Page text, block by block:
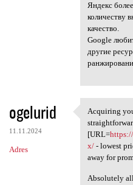
Яндекс
количеству
качество.
Google
другие
ogelurid
11.11.2024
Adres
Acquiring
Acquiring
[URL=
x/- lowest
away for
Absolutely